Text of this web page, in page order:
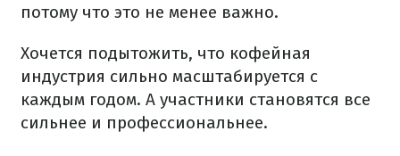
потому что это не менее важно.
Хочется подытожить, что кофейная
индустрия сильно масштабируется с
каждым годом. А участники становятся все
сильнее и профессиональнее.